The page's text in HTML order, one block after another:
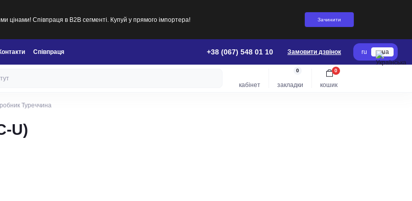
цінами! Співпраця в B2B сегменті. Купуй у прямого імпортера! Зачинити
Співпраця +38 (067) 548 01 10 Замовити дзвінок ru ua
кабінет закладки
0
кошик
0
Туреччина
U)